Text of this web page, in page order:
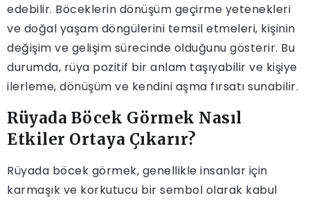
edebilir. Böceklerin dönüşüm geçirme yetenekleri
ve doğal yaşam döngülerini temsil etmeleri, kişinin
değişim ve gelişim sürecinde olduğunu gösterir. Bu
durumda, rüya pozitif bir anlam taşıyabilir ve kişiye
ilerleme, dönüşüm ve kendini aşma fırsatı sunabilir.
Rüyada Böcek Görmek Nasıl
Etkiler Ortaya Çıkarır?
Rüyada böcek görmek, genellikle insanlar için
karmaşık ve korkutucu bir sembol olarak kabul